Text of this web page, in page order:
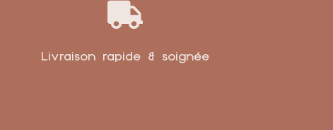

Livraison rapide & soignée